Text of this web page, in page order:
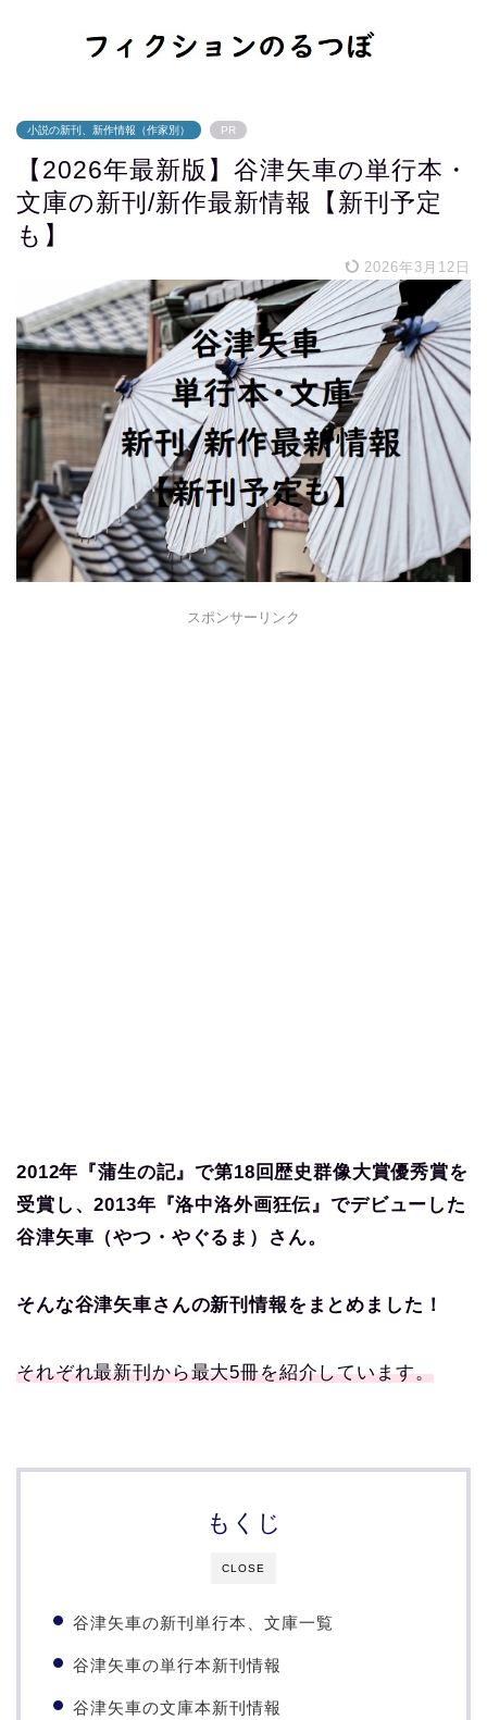
小説の新刊、新作情報（作家別） PR
【2026年最新版】谷津矢車の単行本・
文庫の新刊/新作最新情報【新刊予定
も】
2026年3月12日
スポンサーリンク
2012年『蒲生の記』で第18回歴史群像大賞優秀賞を
受賞し、2013年『洛中洛外画狂伝』でデビューした
谷津矢車 （やつ ・やぐるま） さ ん。
そんな谷津矢車さんの新刊情報をまとめました！
それぞれ最新刊から最大5冊を紹介しています。
CLOSE
もくじ
谷津矢車の新刊単行本、文庫一覧
谷津矢車の単行本新刊情報
谷津矢車の文庫本新刊情報